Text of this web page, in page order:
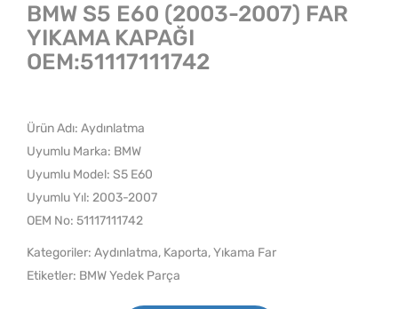
BMW S5 E60 (2003-2007) FAR
YIKAMA KAPAĞI
OEM:51117111742
Ürün Adı: Aydınlatma
Uyumlu Marka: BMW
Uyumlu Model: S5 E60
Uyumlu Yıl: 2003-2007
OEM No: 51117111742
Kategoriler: Aydınlatma, Kaporta,Yıkama Far
Etiketler: BMW Yedek Parça